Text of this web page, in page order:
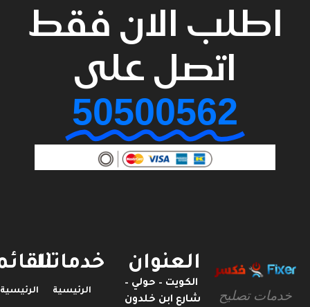
اطلب الان فقط
اتصل على
50500562
القائمة
الرئيسية
خدماتنا
الرئيسية
العنوان
الكويت – حولي –
شارع ابن خلدون
خدمات تصليح